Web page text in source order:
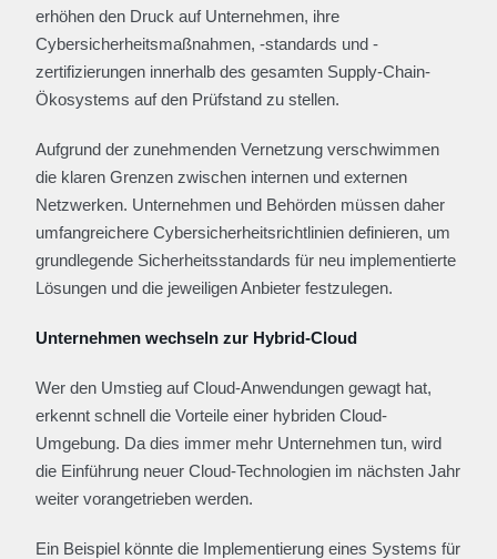
erhöhen den Druck auf Unternehmen, ihre
Cybersicherheitsmaßnahmen, -standards und -
zertifizierungen innerhalb des gesamten Supply-Chain-
Ökosystems auf den Prüfstand zu stellen.
Aufgrund der zunehmenden Vernetzung verschwimmen
die klaren Grenzen zwischen internen und externen
Netzwerken. Unternehmen und Behörden müssen daher
umfangreichere Cybersicherheitsrichtlinien definieren, um
grundlegende Sicherheitsstandards für neu implementierte
Lösungen und die jeweiligen Anbieter festzulegen.
Unternehmen wechseln zur Hybrid-Cloud
Wer den Umstieg auf Cloud-Anwendungen gewagt hat,
erkennt schnell die Vorteile einer hybriden Cloud-
Umgebung. Da dies immer mehr Unternehmen tun, wird
die Einführung neuer Cloud-Technologien im nächsten Jahr
weiter vorangetrieben werden.
Ein Beispiel könnte die Implementierung eines Systems für